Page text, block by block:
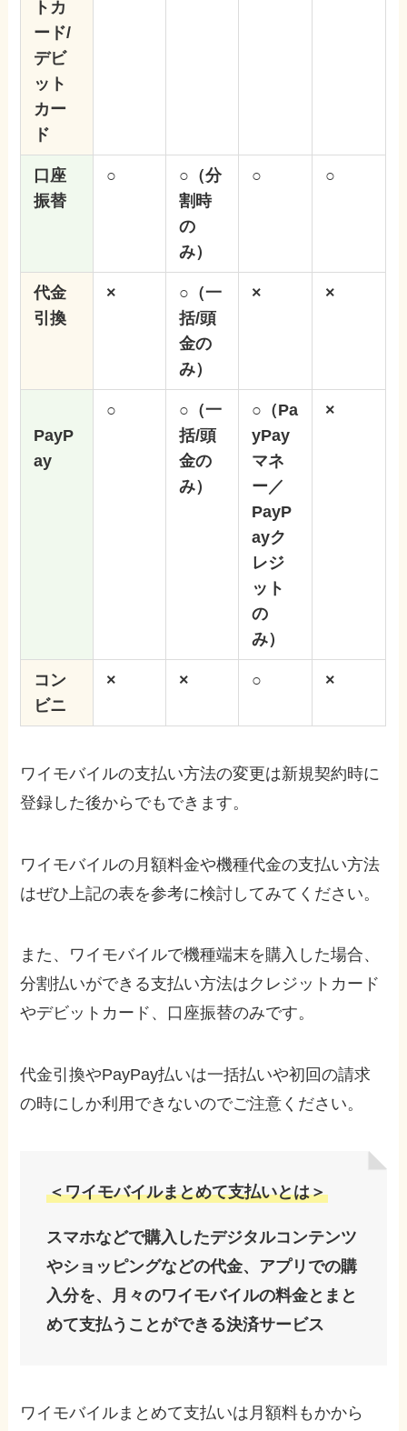
トカ
ード/
デビ
ット
カー
ド
口座
振替
○ ○ （分
割時
の
み）
○ ○
代金
引換
×
○（一
括/頭
金の
み）
× ×
PayP
ay
○
○（一
括/頭
金の
み）
○（Pa
yPay
マネ
ー／
PayP
ayク
レジ
ット
の
み）
×
コン
ビニ
× × ○ ×
ワイモバイルの支払い方法の変更は新規契約時に
登録した後からでもできます。
ワイモバイルの月額料金や機種代金の支払い方法
はぜひ上記の表を参考に検討してみてください。
また、ワイモバイルで機種端末を購入した場合、
分割払いができる支払い方法はクレジットカード
やデビットカード、口座振替のみです。
代金引換やPayPay払いは一括払いや初回の請求
の時にしか利用できないのでご注意ください。
＜ワイモバイルまとめて支払いとは＞
スマホなどで購入したデジタルコンテンツ
やショッピングなどの代金、アプリでの購
入分を、月々のワイモバイルの料金とまと
めて支払うことができる決済サービス
ワイモバイルまとめて支払いは月額料もかから